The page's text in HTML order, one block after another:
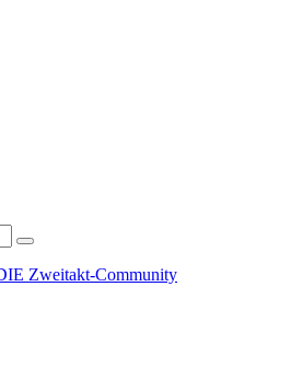
Zweitakt-Community